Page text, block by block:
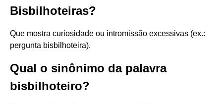
Bisbilhoteiras?
Que mostra curiosidade ou intromissão excessivas (ex.:
pergunta bisbilhoteira).
Qual o sinônimo da palavra
bisbilhoteiro?